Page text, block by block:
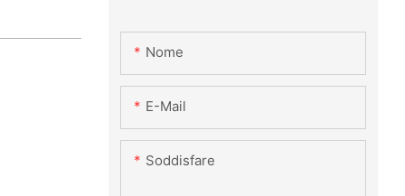
Nome
E-Mail
Soddisfare